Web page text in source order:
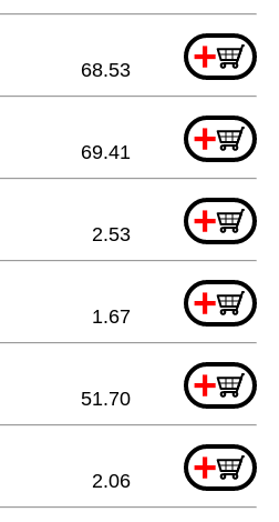
+
68.53
+
69.41
+
2.53
+
1.67
+
51.70
+
2.06